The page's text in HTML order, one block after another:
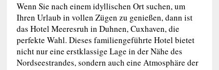
Wenn Sie nach einem idyllischen Ort suchen, um
Ihren Urlaub in vollen Zügen zu genießen, dann ist
das Hotel Meeresruh in Duhnen, Cuxhaven, die
perfekte Wahl. Dieses familiengeführte Hotel bietet
nicht nur eine erstklassige Lage in der Nähe des
Nordseestrandes, sondern auch eine Atmosphäre der